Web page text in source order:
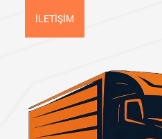
İLETIŞIM